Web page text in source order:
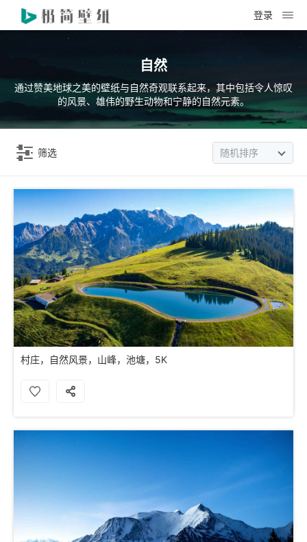
登录
自然
通过赞美地球之美的壁纸与自然奇观联系起来，其中包括令人惊叹
的风景、雄伟的野生动物和宁静的自然元素。
筛选 随机排序
村庄，自然风景，山峰，池塘，5K